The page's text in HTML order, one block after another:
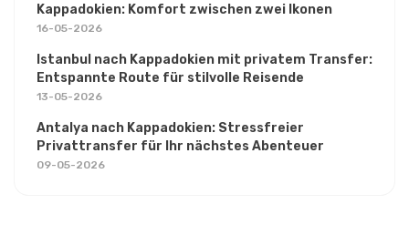
Kappadokien: Komfort zwischen zwei Ikonen
16-05-2026
Istanbul nach Kappadokien mit privatem Transfer:
Entspannte Route für stilvolle Reisende
13-05-2026
Antalya nach Kappadokien: Stressfreier
Privattransfer für Ihr nächstes Abenteuer
09-05-2026